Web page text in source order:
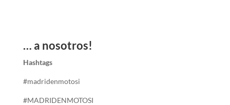
… a nosotros!
Hashtags
#madridenmotosi
#MADRIDENMOTOSI